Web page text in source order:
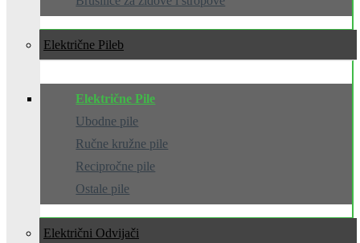
Električne Pile
Električne Pile
Ubodne pile
Ručne kružne pile
Recipročne pile
Ostale pile
Električni Odvijači